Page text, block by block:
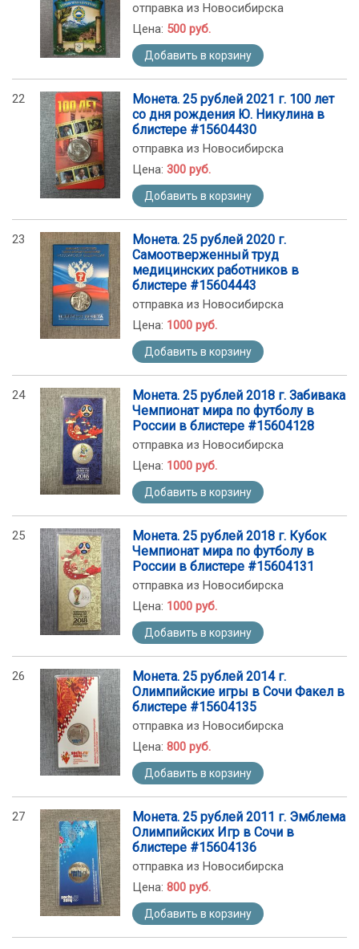
отправка из Новосибирска
Цена: 500 руб.
Добавить в корзину
22
Монета. 25 рублей 2021 г. 100 лет
со дня рождения Ю. Никулина в
блистере #15604430
отправка из Новосибирска
Цена: 300 руб.
Добавить в корзину
23
Монета. 25 рублей 2020 г.
Самоотверженный труд
медицинских работников в
блистере #15604443
отправка из Новосибирска
Цена: 1000 руб.
Добавить в корзину
24
Монета. 25 рублей 2018 г. Забивака
Чемпионат мира по футболу в
России в блистере #15604128
отправка из Новосибирска
Цена: 1000 руб.
Добавить в корзину
25
Монета. 25 рублей 2018 г. Кубок
Чемпионат мира по футболу в
России в блистере #15604131
отправка из Новосибирска
Цена: 1000 руб.
Добавить в корзину
26
Монета. 25 рублей 2014 г.
Олимпийские игры в Сочи Факел в
блистере #15604135
отправка из Новосибирска
Цена: 800 руб.
Добавить в корзину
27
Монета. 25 рублей 2011 г. Эмблема
Олимпийских Игр в Сочи в
блистере #15604136
отправка из Новосибирска
Цена: 800 руб.
Добавить в корзину